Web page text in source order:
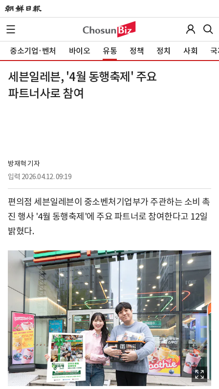
중소기업·벤처 바이오 유통 정책 정치 사회
세븐일레븐, '4월 동행축제' 주요
파트너사로 참여
방재혁 기자
입력 2026.04.12. 09:19
편의점 세븐일레븐이 중소벤처기업부가 주관하는 소비 촉
진 행사 '4월 동행축제'에 주요 파트너로 참여한다고 12일
밝혔다.